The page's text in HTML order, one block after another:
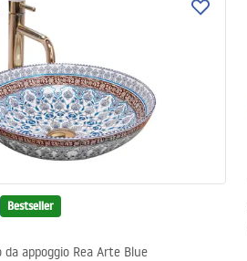
Bestseller
da appoggio Rea Arte Blue